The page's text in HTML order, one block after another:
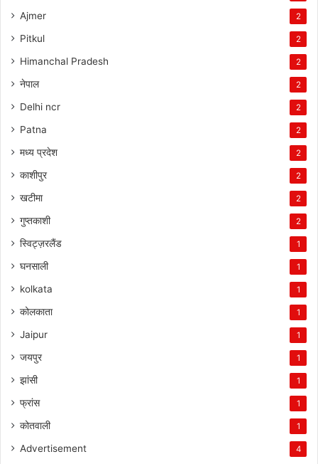
Ajmer 2
Pitkul 2
Himanchal Pradesh 2
नेपाल 2
Delhi ncr 2
Patna 2
मध्य प्रदेश 2
काशीपुर 2
खटीमा 2
गुप्तकाशी 2
स्विट्ज़रलैंड 1
घनसाली 1
kolkata 1
कोलकाता 1
Jaipur 1
जयपुर 1
झांसी 1
फ्रांस 1
कोतवाली 1
Advertisement 4